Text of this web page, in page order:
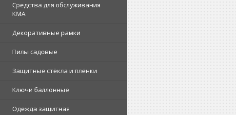
Средства для обслуживания
КМА
Декоративные рамки
Пилы садовые
Защитные стёкла и плёнки
Ключи баллонные
Одежда защитная